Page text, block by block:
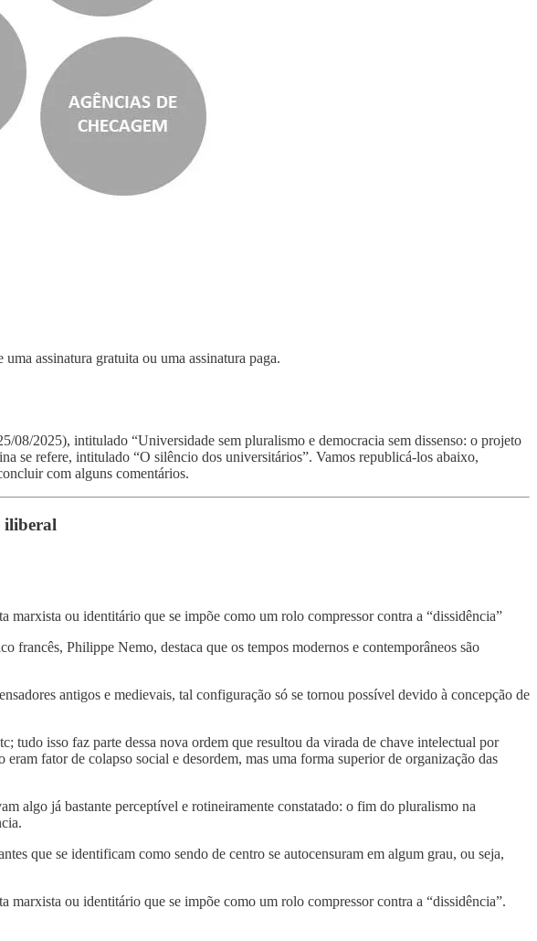
assinatura gratuita ou uma assinatura paga.
08/2025), intitulado “Universidade sem pluralismo e democracia sem dissenso: o projeto
se refere, intitulado “O silêncio dos universitários”. Vamos republicá-los abaixo,
com alguns comentários.
iliberal
marxista ou identitário que se impõe como um rolo compressor contra a “dissidência”
francês, Philippe Nemo, destaca que os tempos modernos e contemporâneos são
antigos e medievais, tal configuração só se tornou possível devido à concepção de
tudo isso faz parte dessa nova ordem que resultou da virada de chave intelectual por
fator de colapso social e desordem, mas uma forma superior de organização das
algo já bastante perceptível e rotineiramente constatado: o fim do pluralismo na
que se identificam como sendo de centro se autocensuram em algum grau, ou seja,
marxista ou identitário que se impõe como um rolo compressor contra a “dissidência”.